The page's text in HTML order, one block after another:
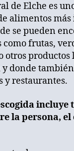
de Elche es
alimentos
se pueden
como frutas,
otros productos
donde
y restaurantes.
incluye
la persona, el